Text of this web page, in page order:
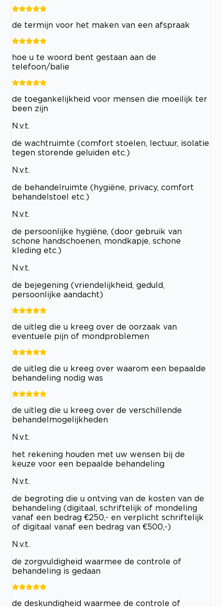
de termijn voor het maken van een afspraak
hoe u te woord bent gestaan aan de
telefoon/balie
de toegankelijkheid voor mensen die moeilijk ter
been zijn
N.v.t.
de wachtruimte (comfort stoelen, lectuur, isolatie
tegen storende geluiden etc.)
N.v.t.
de behandelruimte (hygiëne, privacy, comfort
behandelstoel etc.)
N.v.t.
de persoonlijke hygiëne, (door gebruik van
schone handschoenen, mondkapje, schone
kleding etc.)
N.v.t.
de bejegening (vriendelijkheid, geduld,
persoonlijke aandacht)
de uitleg die u kreeg over de oorzaak van
eventuele pijn of mondproblemen
de uitleg die u kreeg over waarom een bepaalde
behandeling nodig was
de uitleg die u kreeg over de verschillende
behandelmogelijkheden
N.v.t.
het rekening houden met uw wensen bij de
keuze voor een bepaalde behandeling
N.v.t.
de begroting die u ontving van de kosten van de
behandeling (digitaal, schriftelijk of mondeling
vanaf een bedrag €250,- en verplicht schriftelijk
of digitaal vanaf een bedrag van €500,-)
N.v.t.
de zorgvuldigheid waarmee de controle of
behandeling is gedaan
de deskundigheid waarmee de controle of